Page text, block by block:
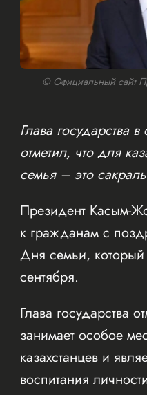
© Официальный сайт
Глава государства
отметил, что для
семья – это
Президент Касым-
к гражданам с
Дня семьи, который
сентября.
Глава государства
занимает особое
казахстанцев и
воспитания